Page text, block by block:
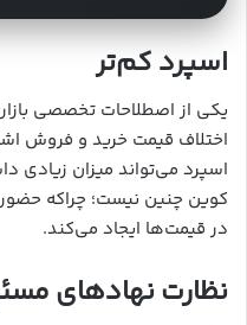
اسپرد کم‌تر
یکی از اصطلاحات تخصصی
اختلاف قیمت خرید و فروش
کوین چنین نیست؛ چراکه حضور
در قیمت‌ها ایجاد می‌کند.
نظارت نهادهای